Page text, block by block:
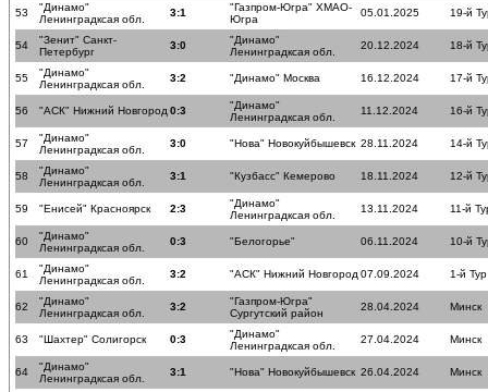
53
"Динамо"
Ленинградксая обл.
3:1
"Газпром-Югра" ХМАО-
Югра
05.01.2025 19-й
54
"Зенит" Санкт-
Петербург
3:0
"Динамо"
Ленинградксая обл.
20.12.2024 18-й
55
"Динамо"
Ленинградксая обл.
3:2 "Динамо" Москва 16.12.2024 17-й
56 "АСК" Нижний Новгород 0:3
"Динамо"
Ленинградксая обл.
11.12.2024 16-й
57
"Динамо"
Ленинградксая обл.
3:0 "Нова" Новокуйбышевск 28.11.2024 14-й
58
"Динамо"
Ленинградксая обл.
3:1 "Кузбасс" Кемерово 18.11.2024 12-й
59 "Енисей" Красноярск 2:3
"Динамо"
Ленинградксая обл.
13.11.2024 11-й
60
"Динамо"
Ленинградксая обл.
0:3 "Белогорье" 06.11.2024 10-й
61
"Динамо"
Ленинградксая обл.
3:2 "АСК" Нижний Новгород 07.09.2024 1-й Тур
62
"Динамо"
Ленинградксая обл.
3:2
"Газпром-Югра"
Сургутский район
28.04.2024 Минск
63 "Шахтер" Солигорск 0:3
"Динамо"
Ленинградксая обл.
27.04.2024 Минск
64
"Динамо"
Ленинградксая обл.
3:1 "Нова" Новокуйбышевск 26.04.2024 Минск